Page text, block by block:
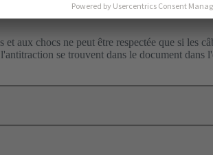
et aux chocs ne peut être respectée que si les
se trouvent dans le document dans